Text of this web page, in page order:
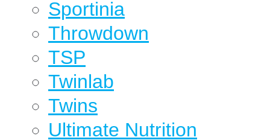
Sportinia
Throwdown
TSP
Twinlab
Twins
Ultimate Nutrition